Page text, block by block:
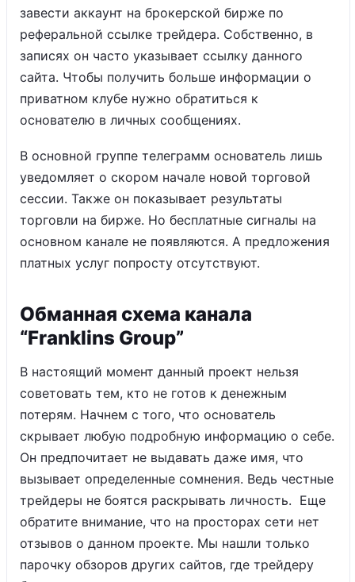
завести аккаунт на брокерской бирже по
реферальной ссылке трейдера. Собственно, в
записях он часто указывает ссылку данного
сайта. Чтобы получить больше информации о
приватном клубе нужно обратиться к
основателю в личных сообщениях.
В основной группе телеграмм основатель лишь
уведомляет о скором начале новой торговой
сессии. Также он показывает результаты
торговли на бирже. Но бесплатные сигналы на
основном канале не появляются. А предложения
платных услуг попросту отсутствуют.
Обманная схема канала
“Franklins Group”
В настоящий момент данный проект нельзя
советовать тем, кто не готов к денежным
потерям. Начнем с того, что основатель
скрывает любую подробную информацию о себе.
Он предпочитает не выдавать даже имя, что
вызывает определенные сомнения. Ведь честные
трейдеры не боятся раскрывать личность. Еще
обратите внимание, что на просторах сети нет
отзывов о данном проекте. Мы нашли только
парочку обзоров других сайтов, где трейдеру